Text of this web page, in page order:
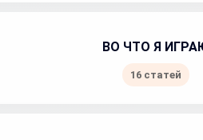
ВО ЧТО Я
16 статей